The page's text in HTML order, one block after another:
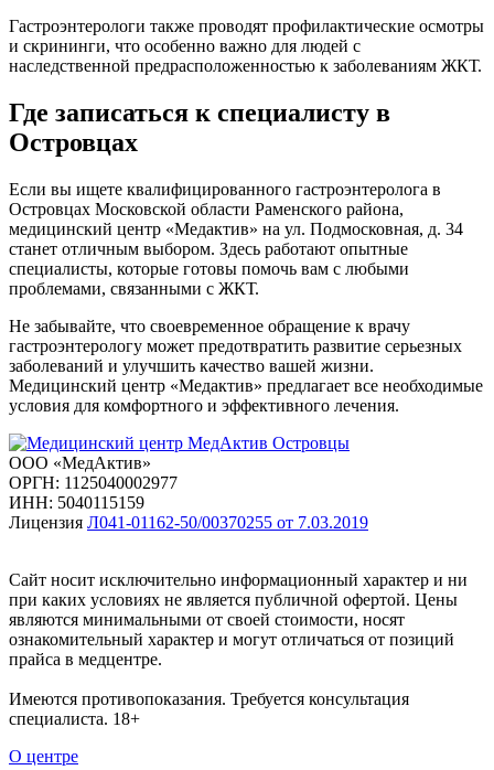
Гастроэнтерологи также проводят профилактические осмотры
и скрининги, что особенно важно для людей с
наследственной предрасположенностью к заболеваниям ЖКТ.
Где записаться к специалисту в
Островцах
Если вы ищете квалифицированного гастроэнтеролога в
Островцах Московской области Раменского района,
медицинский центр «Медактив» на ул. Подмосковная, д. 34
станет отличным выбором. Здесь работают опытные
специалисты, которые готовы помочь вам с любыми
проблемами, связанными с ЖКТ.
Не забывайте, что своевременное обращение к врачу
гастроэнтерологу может предотвратить развитие серьезных
заболеваний и улучшить качество вашей жизни.
Медицинский центр «Медактив» предлагает все необходимые
условия для комфортного и эффективного лечения.
ООО «МедАктив»
ОРГН: 1125040002977
ИНН: 5040115159
Лицензия Л041-01162-50/00370255 от 7.03.2019
Сайт носит исключительно информационный характер и ни
при каких условиях не является публичной офертой. Цены
являются минимальными от своей стоимости, носят
ознакомительный характер и могут отличаться от позиций
прайса в медцентре.
Имеются противопоказания. Требуется консультация
специалиста. 18+
О центре